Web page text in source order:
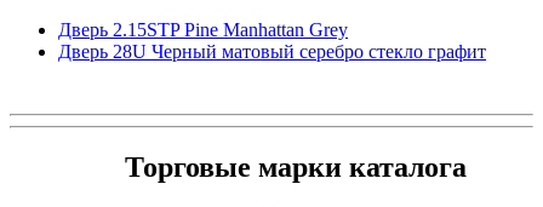
Дверь 2.15STP Pine Manhattan Grey
Дверь 28U Черный матовый серебро стекло графит
Торговые марки каталога